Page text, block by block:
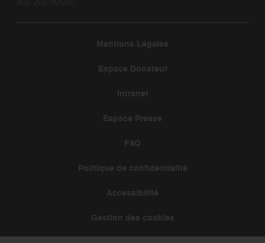
Mentions Légales
Espace Donateur
Intranet
Espace Presse
FAQ
Politique de confidentialité
Accessibilité
Gestion des cookies